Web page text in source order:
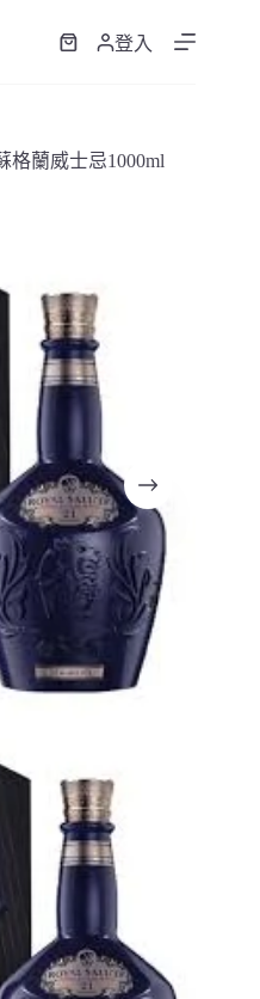
購
登入
格蘭威士忌1000ml